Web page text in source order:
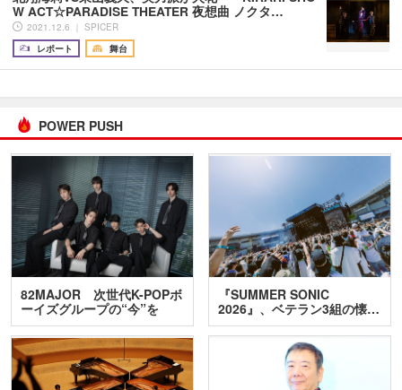
W ACT☆PARADISE THEATER 夜想曲 ノクタ…
2021.12.6 ｜ SPICER
レポート
舞台
POWER PUSH
82MAJOR 次世代K-POPボ
ーイズグループの“今”を
訊…
『SUMMER SONIC
2026』、ベテラン3組の懐…